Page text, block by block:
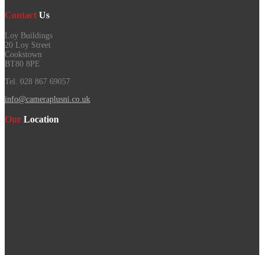
Contact Us
Loy Buildings
20 Loy Street
Cookstown
BT80 8PE
Tel. 028 867 69057
info@cameraplusni.co.uk
Our Location